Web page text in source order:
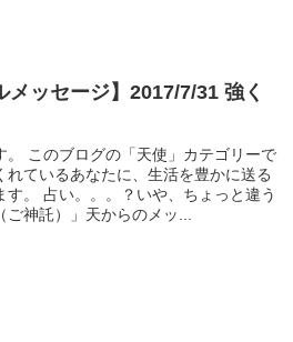
ッセージ】2017/7/31 強く
。 このブログの「天使」カテゴリーで
ているあなたに、生活を豊かに送る
。 占い。。。？いや、ちょっと違う
神託）」天からのメッ...